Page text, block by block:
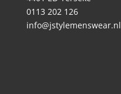
0113 202 126
info@jstylemenswear.nl